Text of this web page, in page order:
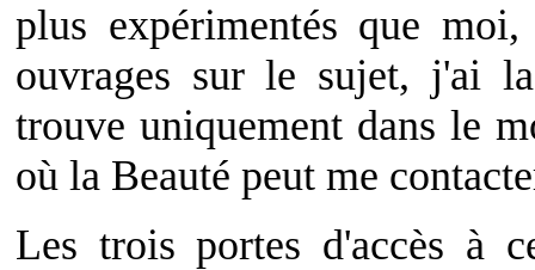
plus expérimentés que
ouvrages sur le sujet, j'ai
trouve uniquement dans le
où la Beauté peut me
Les trois portes d'accès à